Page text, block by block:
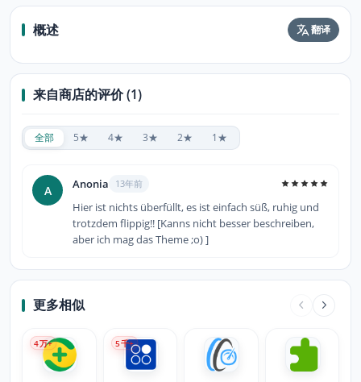
概述 翻译
来自商店的评价 (1)
全部 5★ 4★ 3★ 2★ 1★
A Anonia 13年前
Hier ist nichts überfüllt, es ist einfach süß, ruhig und
trotzdem flippig!! [Kanns nicht besser beschreiben,
aber ich mag das Theme ;o) ]
更多相似
4万+ 5千+